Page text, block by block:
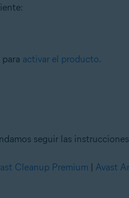
activar el producto.
seguir las
Cleanup Premium | Avast